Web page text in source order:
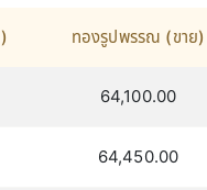
ทองรูปพรรณ (ขาย)
64,100.00
64,450.00